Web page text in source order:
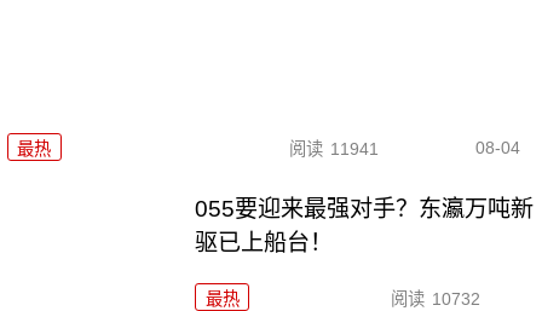
最热 阅读 11941 08-04
055要迎来最强对手？东瀛万吨新
驱已上船台！
最热 阅读 10732